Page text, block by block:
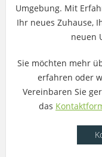
Umgebung. Mit
Ihr neues Zuhause,
neuen
Sie möchten mehr
erfahren oder
Vereinbaren Sie
das